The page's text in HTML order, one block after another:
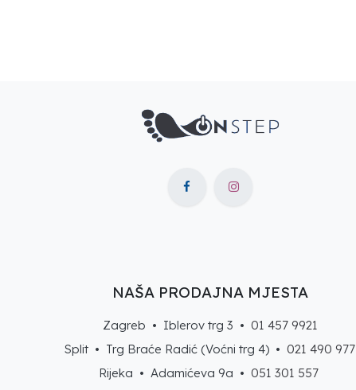
NAŠA PRODAJNA MJESTA
Zagreb • Iblerov trg 3 • 01 457 9921
Split • Trg Braće Radić (Voćni trg 4) •021 490 977
Rijeka • Adamićeva 9a • 051 301 557